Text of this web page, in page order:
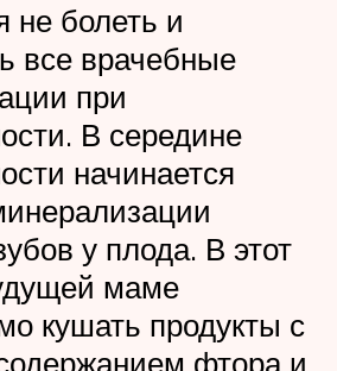
не болеть и
все врачебные
при
В середине
начинается
у плода. В этот
маме
кушать продукты с
фтора и